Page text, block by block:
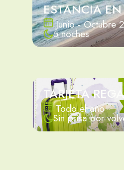
ESTANCIA
Junio - Octubre
5 noches
TARJETA
Todo el año
Sin prisa por